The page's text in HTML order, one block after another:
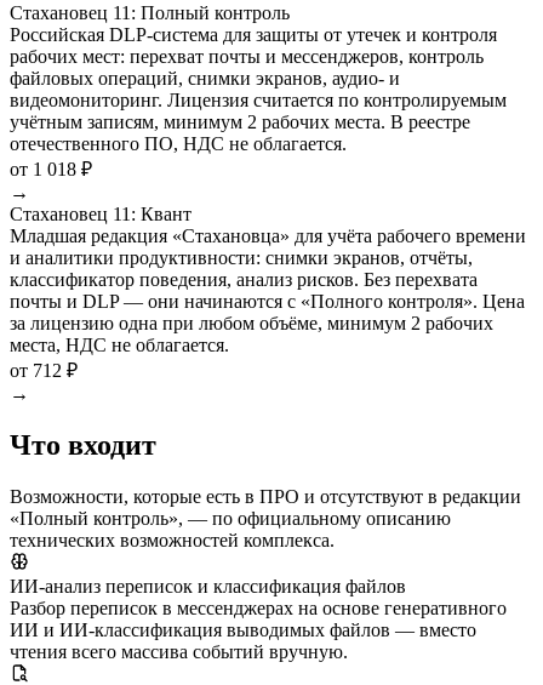
Стахановец 11: Полный контроль
Российская DLP-система для защиты от утечек и контроля
рабочих мест: перехват почты и мессенджеров, контроль
файловых операций, снимки экранов, аудио- и
видеомониторинг. Лицензия считается по контролируемым
учётным записям, минимум 2 рабочих места. В реестре
отечественного ПО, НДС не облагается.
от 1 018 ₽
→
Стахановец 11: Квант
Младшая редакция «Стахановца» для учёта рабочего времени
и аналитики продуктивности: снимки экранов, отчёты,
классификатор поведения, анализ рисков. Без перехвата
почты и DLP — они начинаются с «Полного контроля». Цена
за лицензию одна при любом объёме, минимум 2 рабочих
места, НДС не облагается.
от 712 ₽
→
Что входит
Возможности, которые есть в ПРО и отсутствуют в редакции
«Полный контроль», — по официальному описанию
технических возможностей комплекса.
ИИ-анализ переписок и классификация файлов
Разбор переписок в мессенджерах на основе генеративного
ИИ и ИИ-классификация выводимых файлов — вместо
чтения всего массива событий вручную.